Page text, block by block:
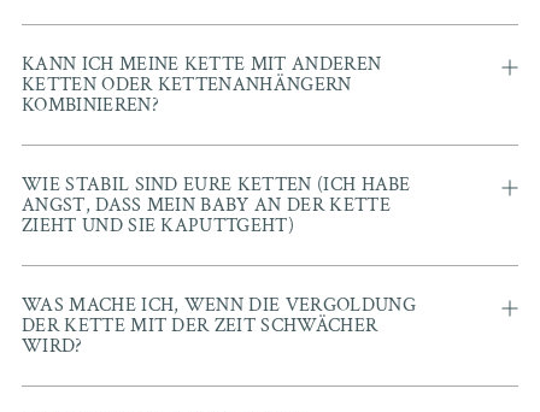
KANN ICH MEINE KETTE MIT ANDEREN
KETTEN ODER KETTENANHÄNGERN
KOMBINIEREN?
WIE STABIL SIND EURE KETTEN (ICH HABE
ANGST, DASS MEIN BABY AN DER KETTE
ZIEHT UND SIE KAPUTTGEHT)
WAS MACHE ICH, WENN DIE VERGOLDUNG
DER KETTE MIT DER ZEIT SCHWÄCHER
WIRD?